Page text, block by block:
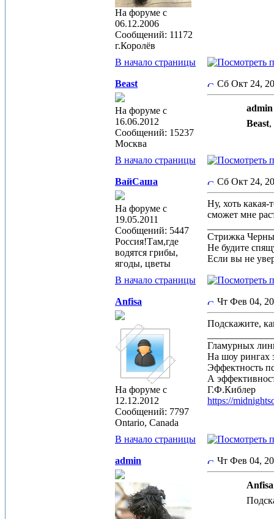
На форуме с
06.12.2006
Сообщений: 11172
г.Королёв
В начало страницы
Beast
На форуме с
16.06.2012
Сообщений: 15237
Москва
Сб Окт 24,
Beast,
В начало страницы
ВайСаша
На форуме с
19.05.2011
Сообщений: 5447
Россия!Там,где
водятся грибы,
ягоды, цветы
Сб Окт 24,
Ну, хоть какая-
сможет мне
Стрижка
Не будите
Если вы не
В начало страницы
Anfisa
На форуме с
12.12.2012
Сообщений: 7797
Ontario, Canada
Чт Фев 04,
Подскажите,
Гламурных
На шоу рингах
Эффектность
А
Г.Ф.Киблер
https://
В начало страницы
admin Чт Фев 04,